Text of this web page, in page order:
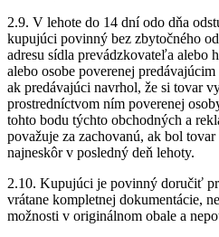
2.9. V lehote do 14 dní odo dňa
kupujúci povinný bez zbytočného
adresu sídla prevádzkovateľa alebo
alebo osobe poverenej
ak predávajúci navrhol, že si tovar
prostredníctvom ním poverenej
tohto bodu týchto obchodných a
považuje za zachovanú, ak bol
najneskôr v posledný deň lehoty.
2.10. Kupujúci je povinný doručiť
vrátane kompletnej dokumentácie,
možnosti v originálnom obale a